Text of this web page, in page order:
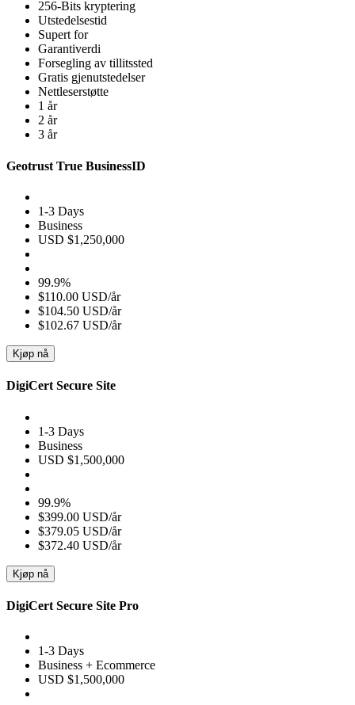
256-Bits kryptering
Utstedelsestid
Supert for
Garantiverdi
Forsegling av tillitssted
Gratis gjenutstedelser
Nettleserstøtte
1 år
2 år
3 år
Geotrust True BusinessID
1-3 Days
Business
USD $1,250,000
99.9%
$110.00 USD/år
$104.50 USD/år
$102.67 USD/år
Kjøp nå
DigiCert Secure Site
1-3 Days
Business
USD $1,500,000
99.9%
$399.00 USD/år
$379.05 USD/år
$372.40 USD/år
Kjøp nå
DigiCert Secure Site Pro
1-3 Days
Business + Ecommerce
USD $1,500,000